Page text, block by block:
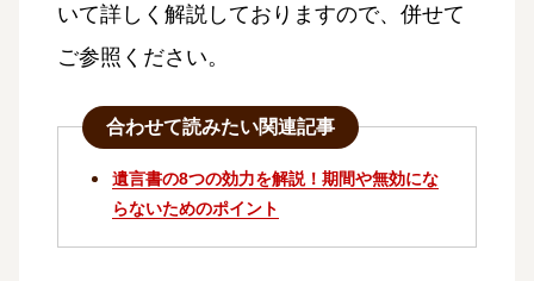
いて詳しく解説しておりますので、併せて
ご参照ください。
合わせて読みたい関連記事
遺言書の8つの効力を解説！期間や無効にな
らないためのポイント